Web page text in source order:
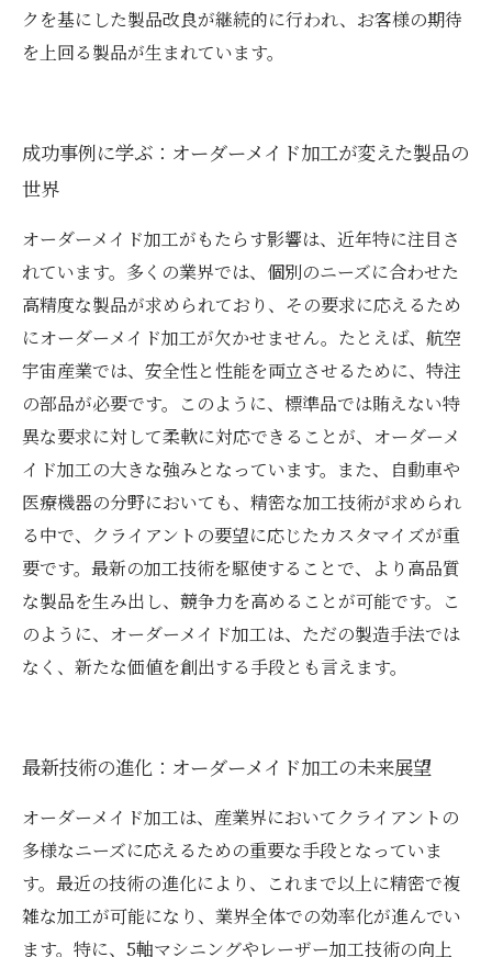
クを基にした製品改良が継続的に行われ、お客様の期待
を上回る製品が生まれています。
成功事例に学ぶ：オーダーメイド加工が変えた製品の
世界
オーダーメイド加工がもたらす影響は、近年特に注目さ
れています。多くの業界では、個別のニーズに合わせた
高精度な製品が求められており、その要求に応えるため
にオーダーメイド加工が欠かせません。たとえば、航空
宇宙産業では、安全性と性能を両立させるために、特注
の部品が必要です。このように、標準品では賄えない特
異な要求に対して柔軟に対応できることが、オーダーメ
イド加工の大きな強みとなっています。また、自動車や
医療機器の分野においても、精密な加工技術が求められ
る中で、クライアントの要望に応じたカスタマイズが重
要です。最新の加工技術を駆使することで、より高品質
な製品を生み出し、競争力を高めることが可能です。こ
のように、オーダーメイド加工は、ただの製造手法では
なく、新たな価値を創出する手段とも言えます。
最新技術の進化：オーダーメイド加工の未来展望
オーダーメイド加工は、産業界においてクライアントの
多様なニーズに応えるための重要な手段となっていま
す。最近の技術の進化により、これまで以上に精密で複
雑な加工が可能になり、業界全体での効率化が進んでい
ます。特に、5軸マシニングやレーザー加工技術の向上